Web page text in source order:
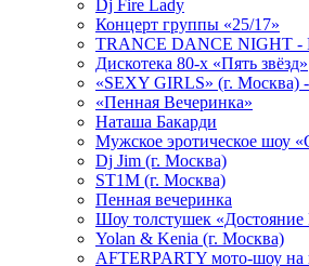
Dj Fire Lady
Концерт группы «25/17»
TRANCE DANCE NIGHT -
Дискотека 80-х «Пять звёзд»
«SEXY GIRLS» (г. Москва)
«Пенная Вечеринка»
Hаташа Бакарди
Мужское эротическое шоу
Dj Jim (г. Москва)
ST1M (г. Москва)
Пенная вечеринка
Шоу толстушек «Достояние
Yolan & Kenia (г. Москва)
AFTERPARTY мото-шоу